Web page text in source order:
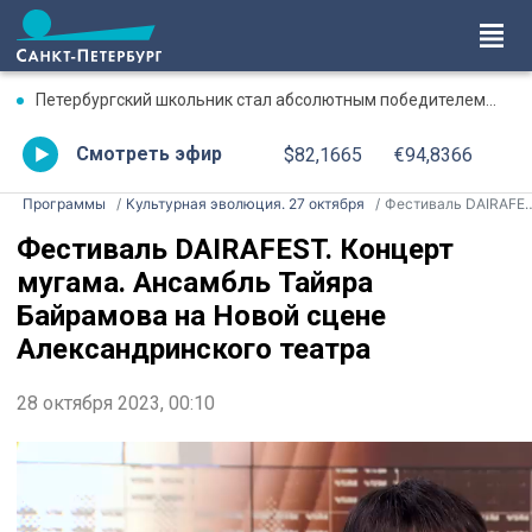
Петербургский школьник стал абсолютным победителем Международной олимпиады по ИИ
Смотреть эфир $82,1665 €94,8366
Программы Культурная эволюция. 27 октября Фестиваль DAIRAFEST. Концерт мугама. Ансамбль Тайяра Байрамова на Новой сцене Александринского театра
Фестиваль DAIRAFEST. Концерт
мугама. Ансамбль Тайяра
Байрамова на Новой сцене
Александринского театра
28 октября 2023, 00:10